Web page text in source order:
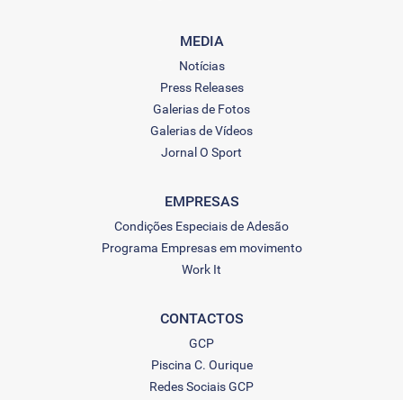
MEDIA
Notícias
Press Releases
Galerias de Fotos
Galerias de Vídeos
Jornal O Sport
EMPRESAS
Condições Especiais de Adesão
Programa Empresas em movimento
Work It
CONTACTOS
GCP
Piscina C. Ourique
Redes Sociais GCP